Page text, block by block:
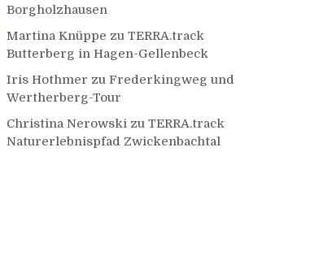
Borgholzhausen
Martina Knüppe zu TERRA.track
Butterberg in Hagen-Gellenbeck
Iris Hothmer zu Frederkingweg und
Wertherberg-Tour
Christina Nerowski zu TERRA.track
Naturerlebnispfad Zwickenbachtal